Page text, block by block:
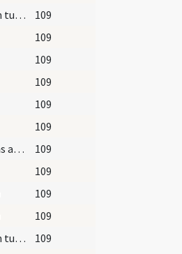
Erudi quaesumus Domine plebem tuam et quae extrinsecus ... luce concede.
109
109
109
109
109
109
Domine sancte Pater omnipotens aeterne Deus benedicere digneris ignem ... valeant pervenire.
109
109
109
109
Erudi quaesumus Domine plebem tuam et quae extrinsecus ... luce concede.
109